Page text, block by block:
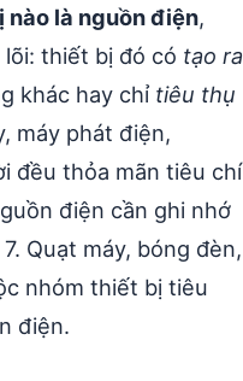
nào là nguồn điện,
thiết bị đó có tạo ra
khác hay chỉ tiêu thụ
máy phát điện,
đều thỏa mãn tiêu chí
điện cần ghi nhớ
Quạt máy, bóng đèn,
nhóm thiết bị tiêu
điện.